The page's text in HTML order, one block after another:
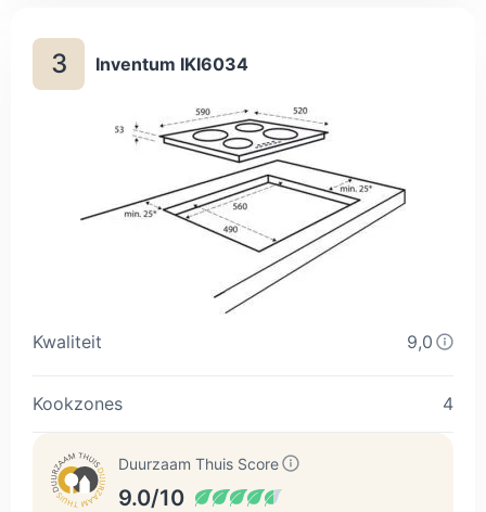
voor wie kwaliteit van een gevestigd A-merk wil zonder
direct het premiumsegment in te stappen.
3 Inventum IKI6034
Kwaliteit 9,0
Kookzones 4
Duurzaam Thuis Score
9.0/10